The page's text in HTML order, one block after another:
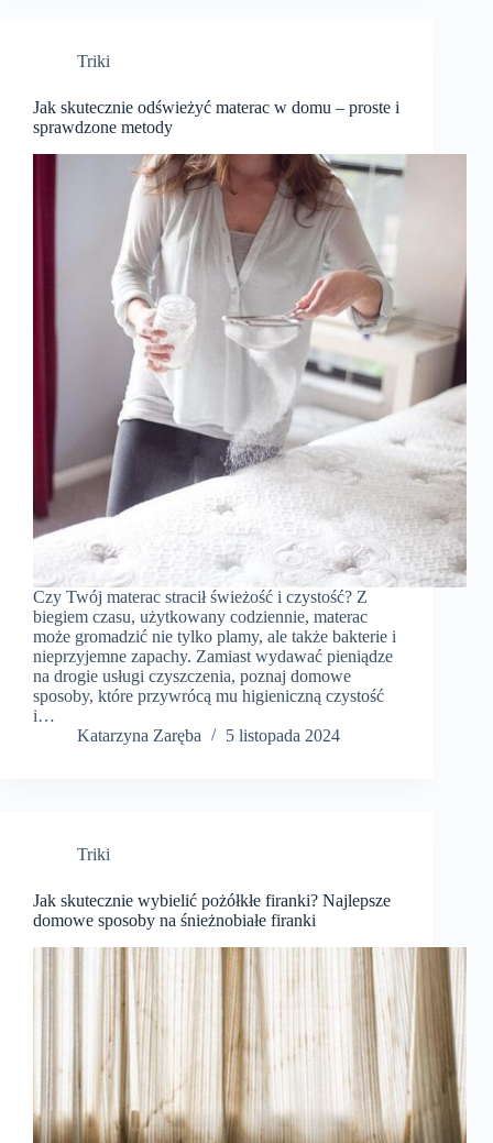
Triki
Jak skutecznie odświeżyć materac w domu – proste i
sprawdzone metody
Czy Twój materac stracił świeżość i czystość? Z
biegiem czasu, użytkowany codziennie, materac
może gromadzić nie tylko plamy, ale także bakterie i
nieprzyjemne zapachy. Zamiast wydawać pieniądze
na drogie usługi czyszczenia, poznaj domowe
sposoby, które przywrócą mu higieniczną czystość
i…
Katarzyna Zaręba
5 listopada 2024
Triki
Jak skutecznie wybielić pożółkłe firanki? Najlepsze
domowe sposoby na śnieżnobiałe firanki